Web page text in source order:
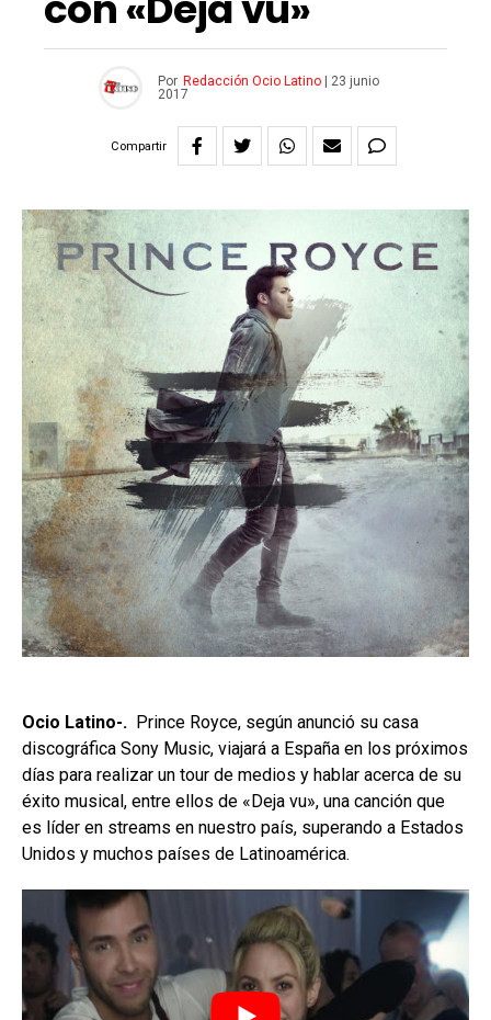
Por Redacción Ocio Latino|
23 junio
2017
Compartir
Ocio Latino-. Prince Royce, según anunció su casa
discográfica Sony Music, viajará a España en los próximos
días para realizar un tour de medios y hablar acerca de su
éxito musical, entre ellos de «Deja vu», una canción que
es líder en streams en nuestro país, superando a Estados
Unidos y muchos países de Latinoamérica.